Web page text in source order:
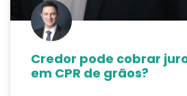
Credor pode cobrar
em CPR de grãos?